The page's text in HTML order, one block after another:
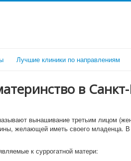
Лучшие клиники по направлениям
в
вынашивание третьим лицом
желающей иметь своего младенца. В
к суррогатной матери: